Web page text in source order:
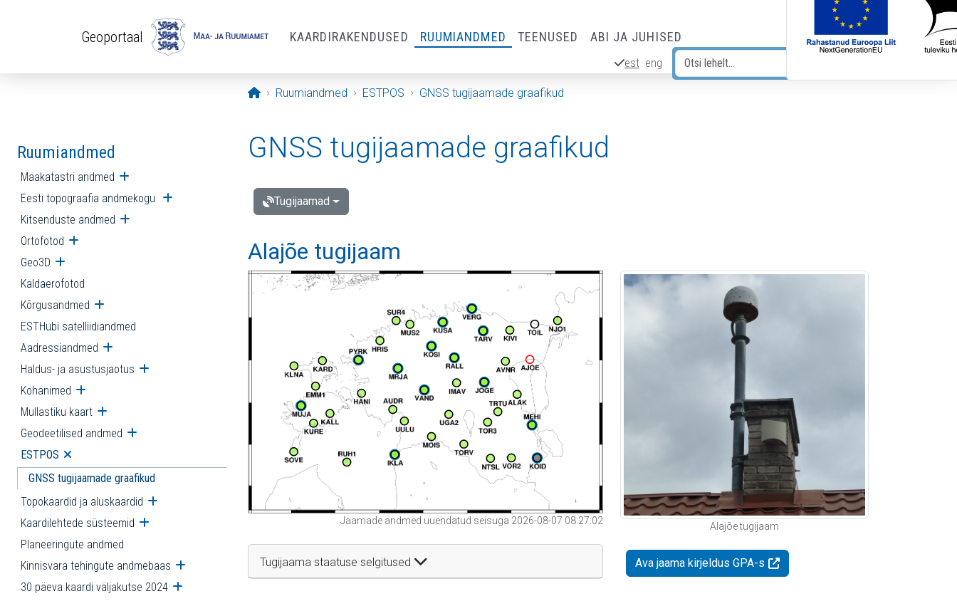
Geoportaal KAARDIRAKENDUSED RUUMIANDMED TEENUSED ABI JA JUHISED
est eng
Avaleht
Ruumiandmed ESTPOS GNSS tugijaamade graafikud
Ruumiandmed
Maakatastri andmed Ava alammenüü
Eesti topograafia andmekogu Ava alammenüü
Kitsenduste andmed Ava alammenüü
Ortofotod Ava alammenüü
Geo3D Ava alammenüü
Kaldaerofotod
Kõrgusandmed Ava alammenüü
ESTHubi satelliidiandmed
Aadressiandmed Ava alammenüü
Haldus- ja asustusjaotus Ava alammenüü
Kohanimed Ava alammenüü
Mullastiku kaart Ava alammenüü
Geodeetilised andmed Ava alammenüü
ESTPOS Ava alammenüü
GNSS tugijaamade graafikud
Topokaardid ja aluskaardid Ava alammenüü
Kaardilehtede süsteemid Ava alammenüü
Planeeringute andmed
Kinnisvara tehingute andmebaas Ava alammenüü
30 päeva kaardi väljakutse 2024 Ava alammenüü
GNSS tugijaamade graafikud
Tugijaamad
Alajõe tugijaam
Jaamade andmed uuendatud seisuga 2026-08-07 08:27:02
Tugijaama staatuse selgitused
Alajõe tugijaam
Ava jaama kirjeldus GPA-s